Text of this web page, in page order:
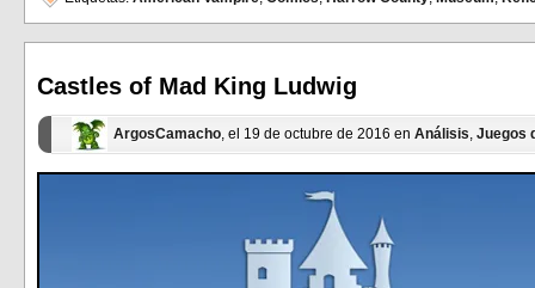
Facebook
(Se
abre
ventana
nueva)
(Se
abre
ventana
nueva)
Castles of Mad King Ludwig
ArgosCamacho, el 19 de octubre de 2016 en Análisis, Juegos